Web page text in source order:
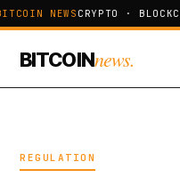
NEWSCRYPTO ·
BITCOINnews.
REGULATION